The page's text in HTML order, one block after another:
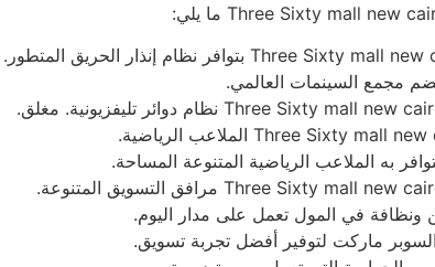
مجمع السينمات العالمي.
به الملاعب الرياضية المتنوعة المساحة.
ونظافة في المول تعمل على مدار اليوم.
ماركت لتوفير أفضل تجربة تسويق.